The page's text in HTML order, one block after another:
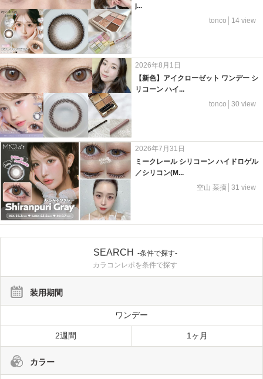
j...
tonco│14 view
2026年8月1日
【新色】アイクローゼット ワンデー シ
リコーン ハイ...
tonco│30 view
2026年7月31日
ミークレール シリコーン ハイドロゲル
／シリコン(M...
空山 菜摘│31 view
SEARCH
-条件で探す-
カラコンレポを条件で探す
装用期間
ワンデー
2週間 1ヶ月
カラー